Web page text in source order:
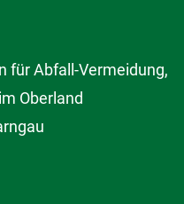
für Abfall-Vermeidung,
Oberland